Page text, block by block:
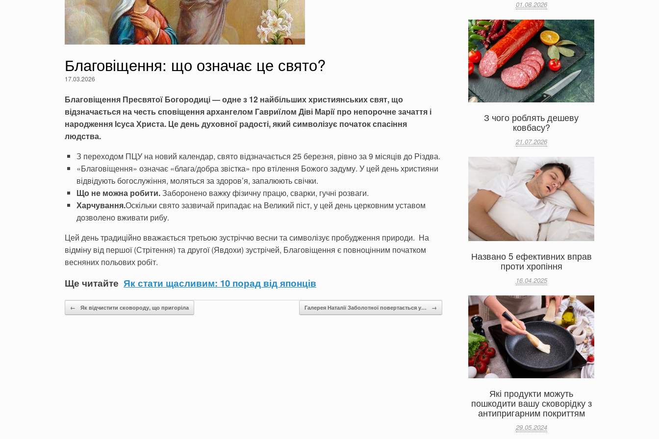
Благовіщення: що означає це свято?
17.03.2026
Благовіщення Пресвятої Богородиці — одне з 12 найбільших християнських свят, що
відзначається на честь сповіщення архангелом Гавриїлом Діві Марії про непорочне зачаття і
народження Ісуса Христа. Це день духовної радості, який символізує початок спасіння
людства.
З переходом ПЦУ на новий календар, свято відзначається 25 березня, рівно за 9 місяців до Різдва.
«Благовіщення» означає «блага/добра звістка» про втілення Божого задуму. У цей день християни
відвідують богослужіння, моляться за здоров’я, запалюють свічки.
Що не можна робити.Заборонено важку фізичну працю, сварки, гучні розваги.
Харчування.Оскільки свято зазвичай припадає на Великий піст, у цей день церковним уставом
дозволено вживати рибу.
Цей день традиційно вважається третьою зустріччю весни та символізує пробудження природи. На
відміну від першої (Стрітення) та другої (Явдохи) зустрічей, Благовіщення є повноцінним початком
весняних польових робіт.
Ще читайте Як стати щасливим: 10 порад від японців
Post navigation
← Як відчистити сковороду, що пригоріла Галерея Наталії Заболотної повертається у… →
01.08.2026
З чого роблять дешеву
ковбасу?
21.07.2026
Названо 5 ефективних вправ
проти хропіння
16.04.2025
Які продукти можуть
пошкодити вашу сковорідку з
антипригарним покриттям
29.05.2024